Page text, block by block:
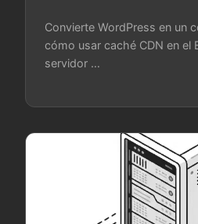
Convierte WordPress en un
cómo usar caché CDN en el
servidor …